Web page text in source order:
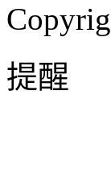
提醒